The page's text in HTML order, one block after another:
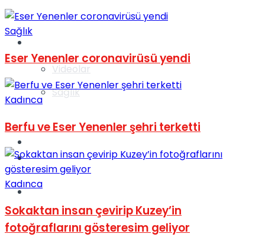
Videolar
Gündem
Sağlık
Kadınca
Sağlık
Eser Yenenler coronavirüsü yendi
Kadınca
Berfu ve Eser Yenenler şehri terketti
Kadınca
Sokaktan insan çevirip Kuzey’in
fotoğraflarını gösteresim geliyor